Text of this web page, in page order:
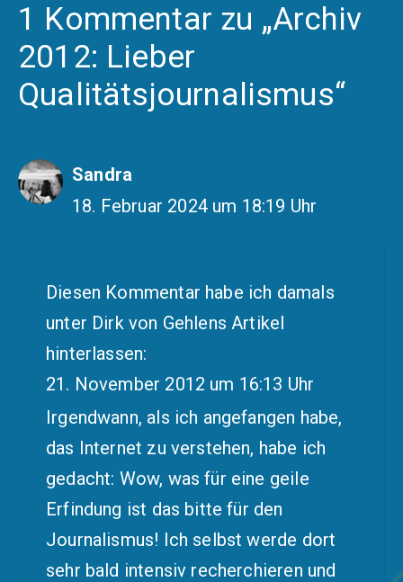
1 Kommentar zu „Archiv
2012: Lieber
Qualitätsjournalismus“
Sandra
18. Februar 2024 um 18:19 Uhr
Diesen Kommentar habe ich damals
unter Dirk von Gehlens Artikel
hinterlassen:
21. November 2012 um 16:13 Uhr
Irgendwann, als ich angefangen habe,
das Internet zu verstehen, habe ich
gedacht: Wow, was für eine geile
Erfindung ist das bitte für den
Journalismus! Ich selbst werde dort
sehr bald intensiv recherchieren und